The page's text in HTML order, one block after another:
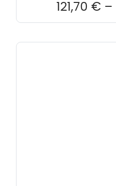
121,70 €–